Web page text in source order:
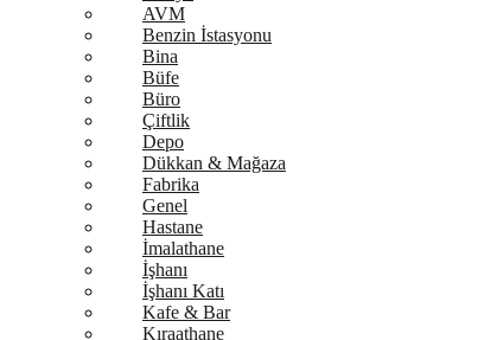
AVM
Benzin İstasyonu
Bina
Büfe
Büro
Çiftlik
Depo
Dükkan & Mağaza
Fabrika
Genel
Hastane
İmalathane
İşhanı
İşhanı Katı
Kafe & Bar
Kıraathane